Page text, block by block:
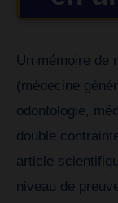
Un mémoire de
(médecine
odontologie,
double
article
niveau de